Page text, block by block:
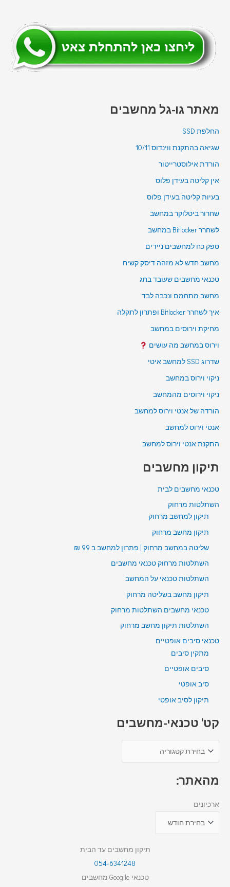
מאתר גו-גל מחשבים
החלפת SSD
שגיאה בהתקנת ווינדוס 10/11
הורדת אילוסטרייטור
אין קליטה בעידן פלוס
בעיות קליטה בעידן פלוס
שחרור ביטלוקר במחשב
לשחרר Bitlocker במחשב
ספק כח למחשבים ניידים
מחשב חדש לא מזהה דיסק קשיח
טכנאי מחשבים שעובד בחג
מחשב מתחמם ונכבה לבד
איך לשחרר Bitlocker ופתרון לתקלה
מחיקת וירוסים במחשב
וירוס במחשב מה עושים
שדרוג SSD למחשב איטי
ניקוי וירוס במחשב
ניקוי וירוסים מהמחשב
הורדה של אנטי וירוס למחשב
אנטי וירוס למחשב
התקנת אנטי וירוס למחשב
תיקון מחשבים
טכנאי מחשבים לבית
השתלטות מרחוק
תיקון למחשב מרחוק
תיקון מחשב מרחוק
שליטה במחשב מרחוק | פתרון למחשב ב 99 ₪
השתלטות מרחוק טכנאי מחשבים
השתלטות טכנאי על המחשב
תיקון מחשב בשליטה מרחוק
טכנאי מחשבים השתלטות מרחוק
השתלטות תיקון מחשב מרחוק
טכנאי סיבים אופטיים
מתקין סיבים
סיבים אופטיים
סיב אופטי
תיקון לסיב אופטי
קט' טכנאי-מחשבים
מהאתר:
ארכיונים
תיקון מחשבים עד הבית
054-6341248
טכנאי Googlle מחשבים